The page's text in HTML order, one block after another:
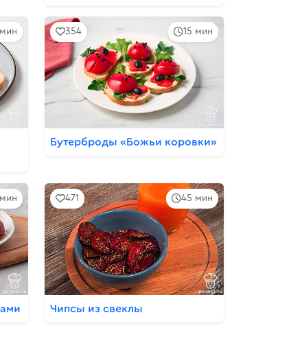
15 мин
354
Бутерброды «Божьи коровки»
45 мин
471
Чипсы из свеклы